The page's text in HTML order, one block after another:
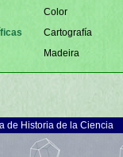
Color
Cartografía
Madeira
de Historia de la Ciencia